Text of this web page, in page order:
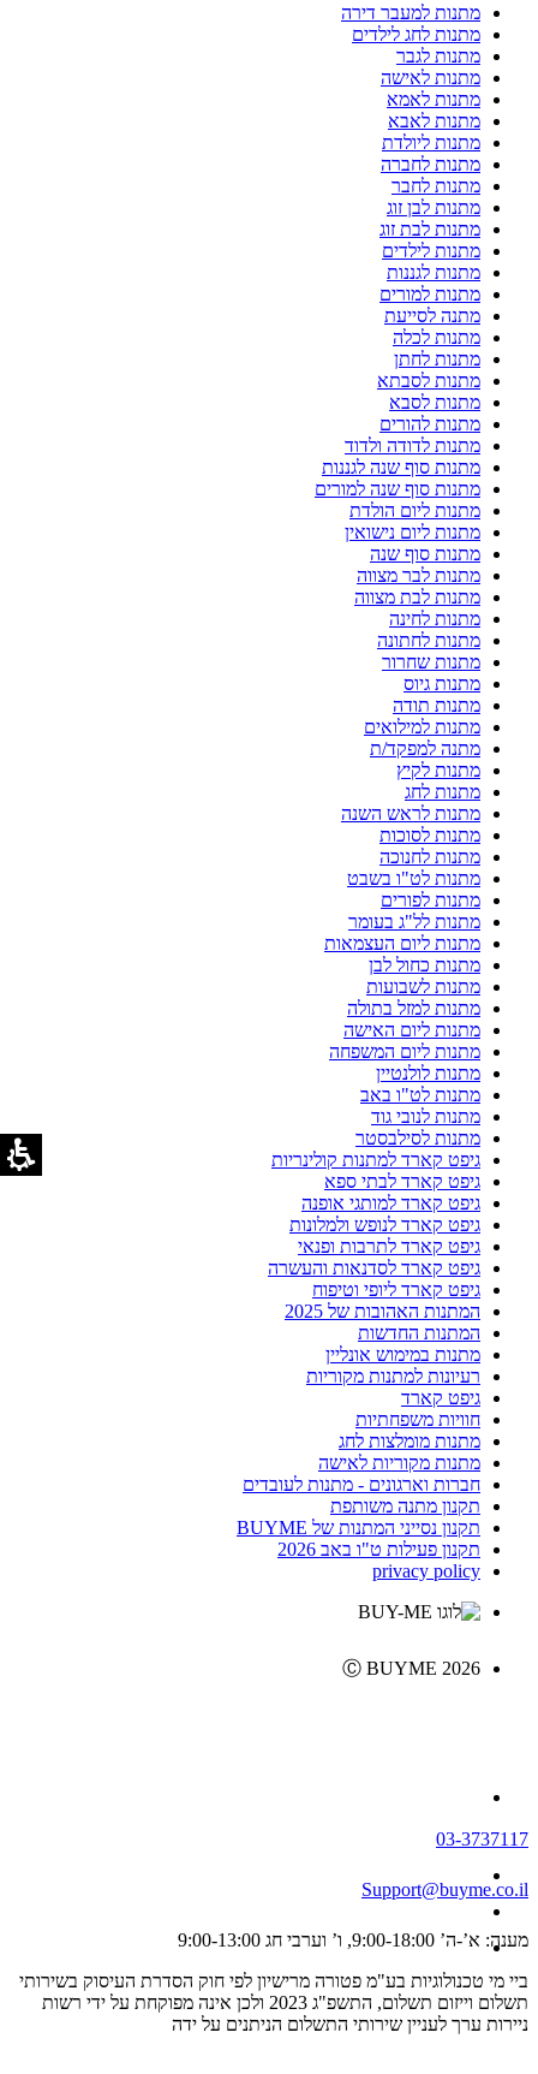
מתנות למעבר דירה
מתנות לחג לילדים
מתנות לגבר
מתנות לאישה
מתנות לאמא
מתנות לאבא
מתנות ליולדת
מתנות לחברה
מתנות לחבר
מתנות לבן זוג
מתנות לבת זוג
מתנות לילדים
מתנות לגננות
מתנות למורים
מתנה לסייעת
מתנות לכלה
מתנות לחתן
מתנות לסבתא
מתנות לסבא
מתנות להורים
מתנות לדודה ולדוד
מתנות סוף שנה לגננות
מתנות סוף שנה למורים
מתנות ליום הולדת
מתנות ליום נישואין
מתנות סוף שנה
מתנות לבר מצווה
מתנות לבת מצווה
מתנות לחינה
מתנות לחתונה
מתנות שחרור
מתנות גיוס
מתנות תודה
מתנות למילואים
מתנה למפקד/ת
מתנות לקיץ
מתנות לחג
מתנות לראש השנה
מתנות לסוכות
מתנות לחנוכה
מתנות לט"ו בשבט
מתנות לפורים
מתנות לל"ג בעומר
מתנות ליום העצמאות
מתנות כחול לבן
מתנות לשבועות
מתנות למזל בתולה
מתנות ליום האישה
מתנות ליום המשפחה
מתנות לולנטיין
מתנות לט"ו באב
מתנות לנובי גוד
מתנות לסילבסטר
גיפט קארד למתנות קולינריות
גיפט קארד לבתי ספא
גיפט קארד למותגי אופנה
גיפט קארד לנופש ולמלונות
גיפט קארד לתרבות ופנאי
גיפט קארד לסדנאות והעשרה
גיפט קארד ליופי וטיפוח
המתנות האהובות של 2025
המתנות החדשות
מתנות במימוש אונליין
רעיונות למתנות מקוריות
גיפט קארד
חוויות משפחתיות
מתנות מומלצות לחג
מתנות מקוריות לאישה
חברות וארגונים - מתנות לעובדים
תקנון מתנה משותפת
תקנון נסייני המתנות של BUYME
תקנון פעילות ט"ו באב 2026
privacy policy
Ⓒ BUYME 2026
03-3737117
Support@buyme.co.il
מענה: א’-ה’ 9:00-18:00, ו’ וערבי חג 9:00-13:00
ביי מי טכנולוגיות בע"מ פטורה מרישיון לפי חוק הסדרת העיסוק בשירותי
תשלום וייזום תשלום, התשפ"ג 2023 ולכן אינה מפוקחת על ידי רשות
ניירות ערך לעניין שירותי התשלום הניתנים על ידה